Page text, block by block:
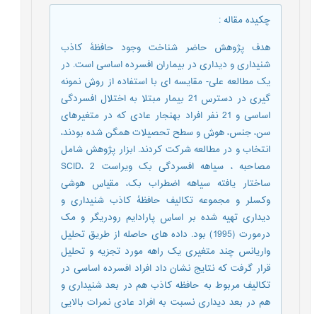
چکیده مقاله:
هدف پژوهش حاضر شناخت وجود حافظۀ کاذب
شنیداری و دیداری در بیماران افسرده اساسی است. در
یک مطالعه علی- مقایسه ای با استفاده از روش نمونه
گیری در دسترس 21 بیمار مبتلا به اختلال افسردگی
اساسی و 21 نفر افراد بهنجار عادی که در متغیرهای
سن، جنس، هوش و سطح تحصیلات همگن شده بودند،
انتخاب و در مطالعه شرکت کردند. ابزار پژوهش شامل
مصاحبه ، سیاهه افسردگی بک ویراست 2 ،SCID
ساختار یافته سیاهه اضطراب بک، مقیاس هوشی
وکسلر و مجموعه تکالیف حافظۀ کاذب شنیداری و
دیداری تهیه شده بر اساس پارادایم رودریگر و مک
درمورت (1995) بود. داده های حاصله از طریق تحلیل
واریانس چند متغیری یک راهه مورد تجزیه و تحلیل
قرار گرفت که نتایج نشان داد افراد افسرده اساسی در
تکالیف مربوط به حافظه کاذب هم در بعد شنیداری و
هم در بعد دیداری نسبت به افراد عادی نمرات بالایی